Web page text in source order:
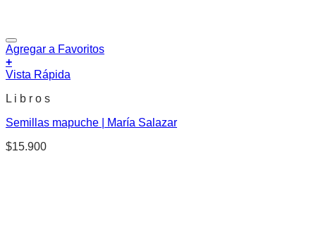
Agregar a Favoritos
+
Vista Rápida
L i b r o s
Semillas mapuche | María Salazar
$15.900